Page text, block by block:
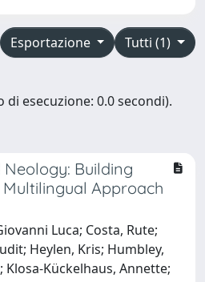
Tutti (1)
Esportazione
di esecuzione: 0.0 secondi).
Building
Approach
Luca; Costa, Rute;
Heylen, Kris; Humbley,
Klosa-Kückelhaus, Annette;